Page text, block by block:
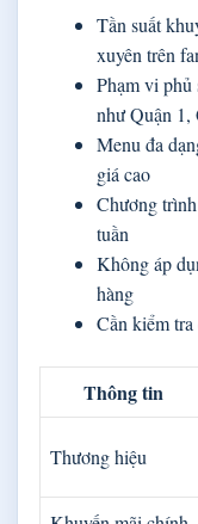
Tần suất
xuyên trên
Phạm vi phủ
như Quận 1,
Menu đa
giá cao
Chương
tuần
Không áp
hàng
Cần kiểm
Thông tin
Thương hiệu